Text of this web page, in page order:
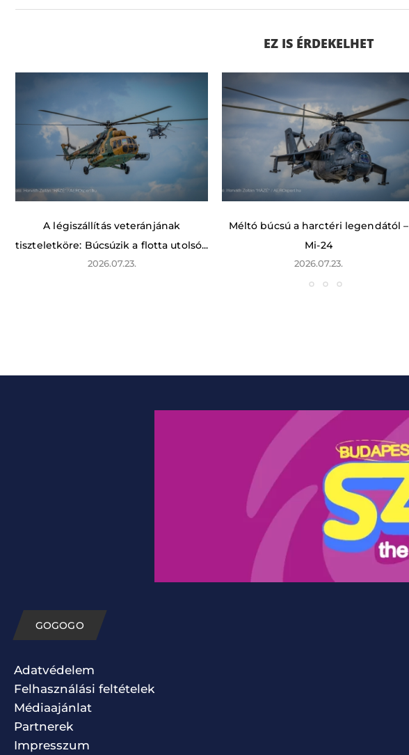
EZ IS ÉRDEKELHET
A légiszállítás veteránjának
tiszteletköre: Búcsúzik a flotta utolsó...
2026.07.23.
Méltó búcsú a harctéri legendától –
Mi-24
2026.07.23.
GOGOGO
Adatvédelem
Felhasználási feltételek
Médiaajánlat
Partnerek
Impresszum